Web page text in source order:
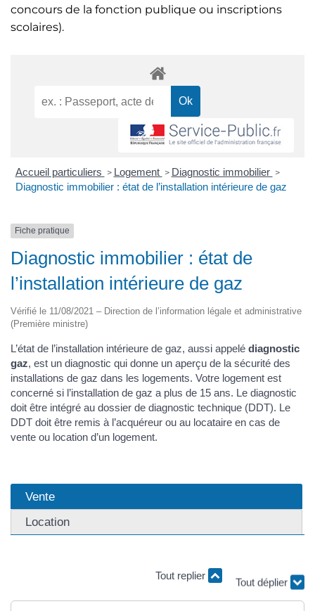
concours de la fonction publique ou inscriptions
scolaires).
Accueil particuliers > Logement > Diagnostic immobilier >
Diagnostic immobilier : état de l’installation intérieure de gaz
Fiche pratique
Diagnostic immobilier : état de
l’installation intérieure de gaz
Vérifié le 11/08/2021 – Direction de l’information légale et administrative
(Première ministre)
L’état de l’installation intérieure de gaz, aussi appelé diagnostic
gaz, est un diagnostic qui donne un aperçu de la sécurité des
installations de gaz dans les logements. Votre logement est
concerné si l’installation de gaz a plus de 15 ans. Le diagnostic
doit être intégré au dossier de diagnostic technique (DDT). Le
DDT doit être remis à l’acquéreur ou au locataire en cas de
vente ou location d’un logement.
Vente
Location
Tout replier
Tout déplier